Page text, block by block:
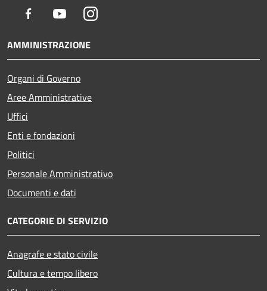
Facebook YoutubeInstagram
AMMINISTRAZIONE
Organi di Governo
Aree Amministrative
Uffici
Enti e fondazioni
Politici
Personale Amministrativo
Documenti e dati
CATEGORIE DI SERVIZIO
Anagrafe e stato civile
Cultura e tempo libero